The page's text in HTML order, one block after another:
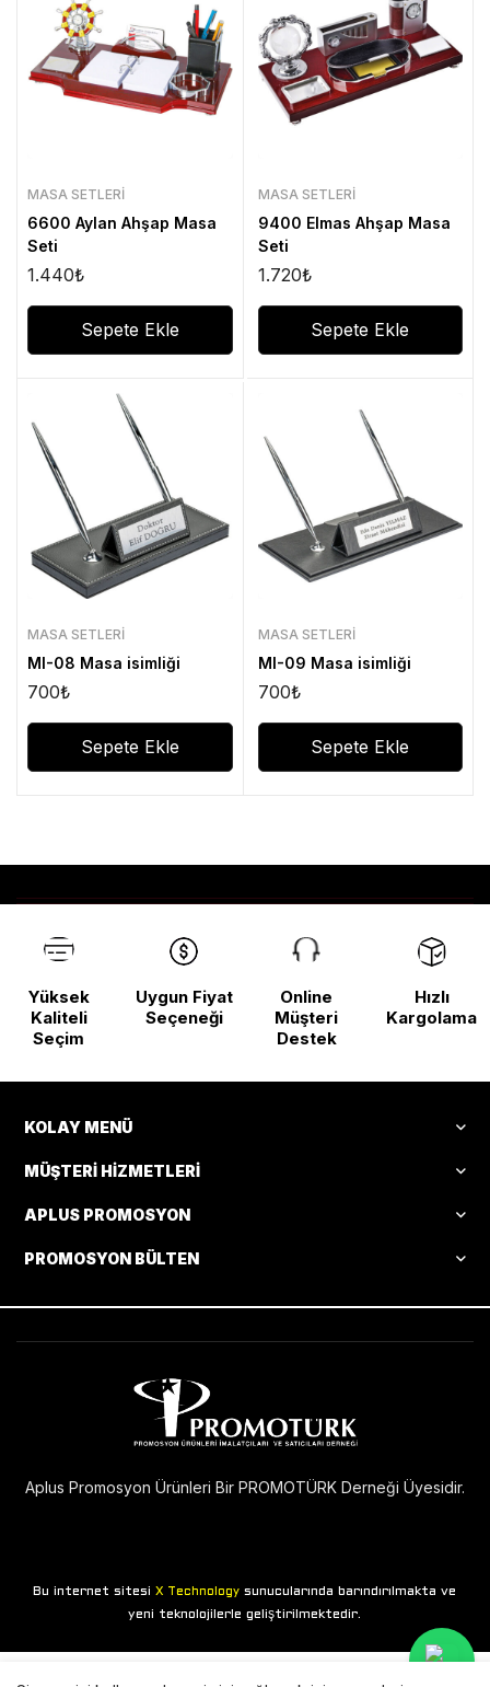
MASA SETLERI
6600 Aylan Ahşap Masa
Seti
1.440₺
Sepete Ekle
MASA SETLERI
9400 Elmas Ahşap Masa
Seti
1.720₺
Sepete Ekle
MASA SETLERI
MI-08 Masa isimliği
700₺
Sepete Ekle
MASA SETLERI
MI-09 Masa isimliği
700₺
Sepete Ekle
Yüksek
Kaliteli
Seçim
Uygun Fiyat
Seçeneği
Online
Müşteri
Destek
Hızlı
Kargolama
KOLAY MENÜ
MÜŞTERI HIZMETLERI
APLUS PROMOSYON
PROMOSYON BÜLTEN
Aplus Promosyon Ürünleri Bir PROMOTÜRK Derneği Üyesidir.
Bu internet sitesiX Technology sunucularında barındırılmakta ve
yeni teknolojilerle geliştirilmektedir.